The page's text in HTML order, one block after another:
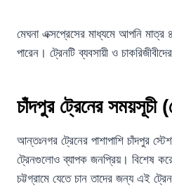
মেঘনা এক্সপ্রেসের মাধ্যমে আপনি মাত্র
পারেন। ট্রেনটি ব্যবসায়ী ও
চাঁদপুর ট্রেনের সময়সূচী
আন্তঃনগর ট্রেনের পাশাপাশি চাঁদপুর
ট্রেনগুলোও ব্যাপক জনপ্রিয়। বিশেষ করে
চট্টগ্রামে যেতে চান তাদের জন্য এই